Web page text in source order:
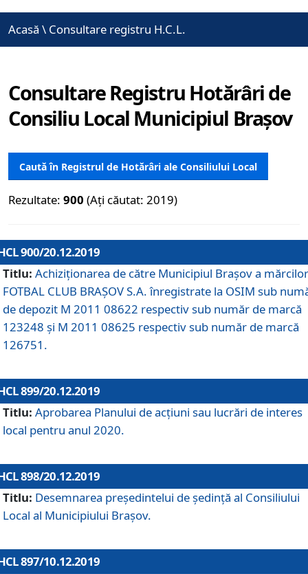
Acasă \ Consultare registru H.C.L.
Consultare Registru Hotărâri de
Consiliu Local Municipiul Brașov
Caută în Registrul de Hotărâri ale Consiliului Local
Rezultate: 900 (Ați căutat: 2019)
900/20.12.2019
Titlu: Achiziționarea de către Municipiul Brașov a mărcilor
FOTBAL CLUB BRAȘOV S.A. înregistrate la OSIM sub
de depozit M 2011 08622 respectiv sub număr de marcă
123248 și M 2011 08625 respectiv sub număr de marcă
126751.
899/20.12.2019
Titlu: Aprobarea Planului de acţiuni sau lucrări de interes
local pentru anul 2020.
898/20.12.2019
Titlu: Desemnarea preşedintelui de şedinţă al Consiliului
Local al Municipiului Braşov.
897/10.12.2019